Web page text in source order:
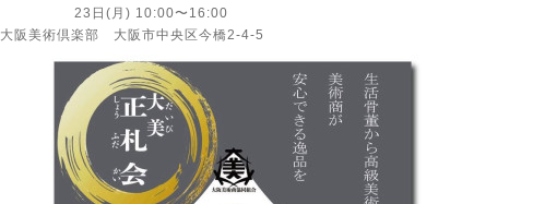
23日(月) 10:00〜16:00
大阪美術倶楽部 大阪市中央区今橋2-4-5